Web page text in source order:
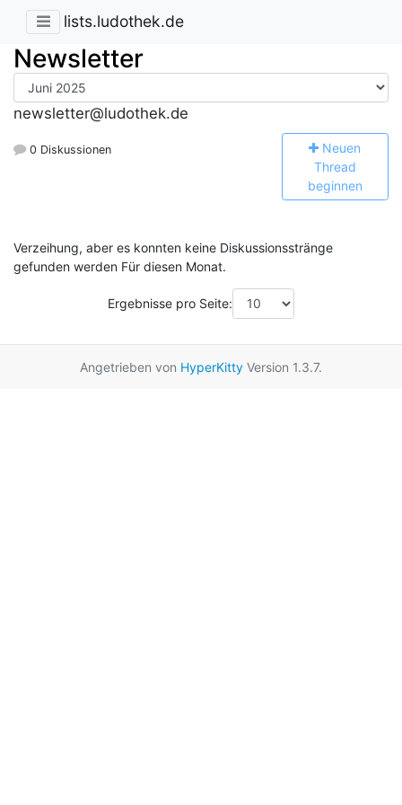
lists.ludothek.de
Newsletter
newsletter@ludothek.de
0 Diskussionen Neuen
Thread
beginnen
Verzeihung, aber es konnten keine Diskussionsstränge
gefunden werden Für diesen Monat.
Ergebnisse pro Seite:
Angetrieben von HyperKitty Version 1.3.7.